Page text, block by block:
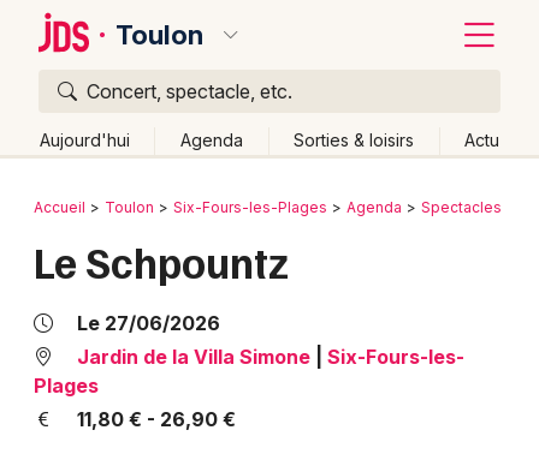
Toulon
Concert, spectacle, etc.
Aujourd'hui Agenda Sorties & loisirs Actu
Publier un événement
Grands événements
Activité & Expérience
Bordeaux
Lille
Lyon
Retour
Accueil Toulon Six-Fours-les-Plages Agenda Spectacles
Le Schpountz
Le 27/06/2026
Jardin de la Villa Simone
Six-Fours-les-
Plages
11,80 € - 26,90 €
Quoi ?
Où ?
Provence-Alpes-Côte-d'Azur
Quand ?
Effacer les dates
Aujourd'hui